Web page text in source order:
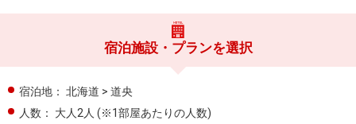
宿泊施設・プランを選択
宿泊地： 北海道 > 道央
人数：
大人2人 (※1部屋あたりの人数)